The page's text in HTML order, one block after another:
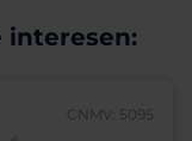
interesen:
CNMV: 5095